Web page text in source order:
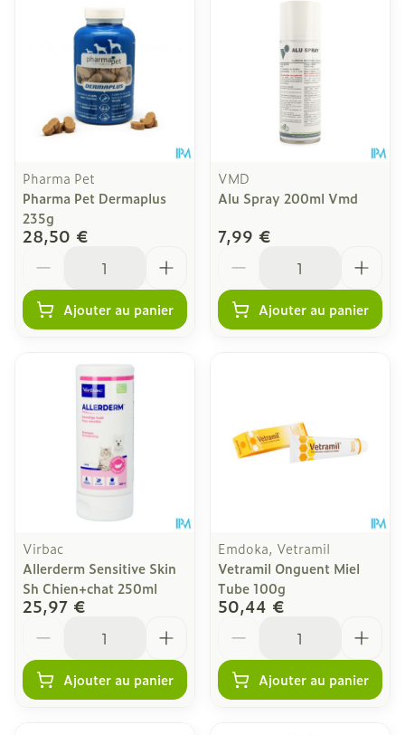
Pharma Pet
Pharma Pet Dermaplus
235g
28,50 €
Ajouter au panier
VMD
Alu Spray 200ml Vmd
7,99 €
Ajouter au panier
Virbac
Allerderm Sensitive Skin
Sh Chien+chat 250ml
25,97 €
Ajouter au panier
Emdoka, Vetramil
Vetramil Onguent Miel
Tube 100g
50,44 €
Ajouter au panier